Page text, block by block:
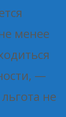
менее
—
не